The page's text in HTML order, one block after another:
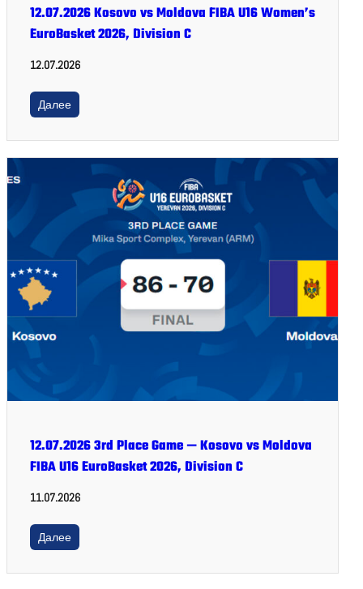
12.07.2026 Kosovo vs Moldova FIBA U16 Women’s
EuroBasket 2026, Division C
12.07.2026
Далее
12.07.2026 3rd Place Game — Kosovo vs Moldova
FIBA U16 EuroBasket 2026, Division C
11.07.2026
Далее